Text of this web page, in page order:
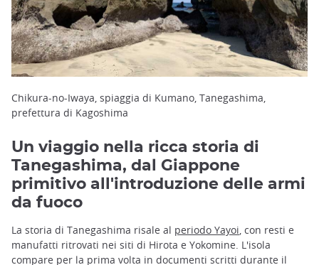
Chikura-no-Iwaya, spiaggia di Kumano, Tanegashima,
prefettura di Kagoshima
Un viaggio nella ricca storia di
Tanegashima, dal Giappone
primitivo all'introduzione delle armi
da fuoco
La storia di Tanegashima risale al periodo Yayoi, con resti e
manufatti ritrovati nei siti di Hirota e Yokomine. L'isola
compare per la prima volta in documenti scritti durante il